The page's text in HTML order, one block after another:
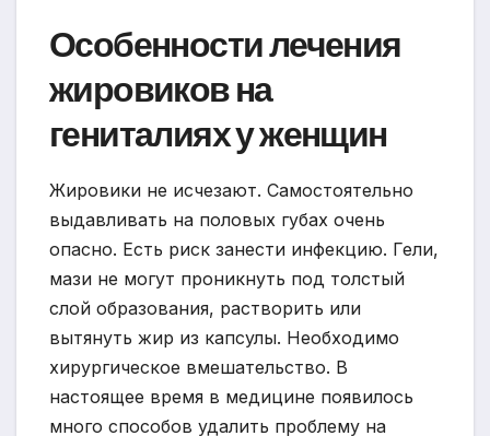
Особенности лечения
жировиков на
гениталиях у женщин
Жировики не исчезают. Самостоятельно
выдавливать на половых губах очень
опасно. Есть риск занести инфекцию. Гели,
мази не могут проникнуть под толстый
слой образования, растворить или
вытянуть жир из капсулы. Необходимо
хирургическое вмешательство. В
настоящее время в медицине появилось
много способов удалить проблему на